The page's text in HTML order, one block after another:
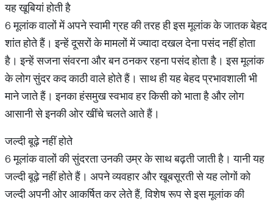
यह खूबियां होती है
6 मूलांक वालों में अपने स्वामी ग्रह की तरह ही इस मूलांक के जातक बेहद
शांत होते हैं। इन्हें दूसरों के मामलों में ज्यादा दखल देना पसंद नहीं होता
है। इन्हें सजना संवरना और बन ठनकर रहना पसंद होता है। इस मूलांक
के लोग सुंदर कद काठी वाले होते हैं। साथ ही यह बेहद प्रभावशाली भी
माने जाते हैं। इनका हंसमुख स्वभाव हर किसी को भाता है और लोग
आसानी से इनकी ओर खींचे चलते आते हैं।
जल्दी बूढ़े नहीं होते
6 मूलांक वालों की सुंदरता उनकी उम्र के साथ बढ़ती जाती है। यानी यह
जल्दी बूढ़े नहीं होते हैं। अपने व्यवहार और खूबसूरती से यह लोगों को
जल्दी अपनी ओर आकर्षित कर लेते हैं, विशेष रूप से इस मूलांक की